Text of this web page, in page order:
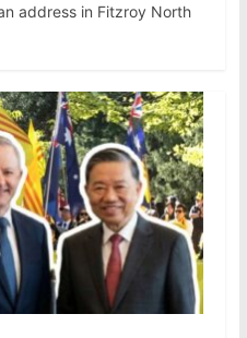
address in Fitzroy North